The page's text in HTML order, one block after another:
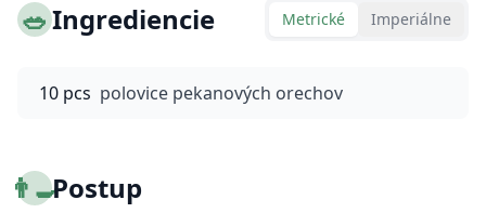
🥗Ingrediencie Metrické Imperiálne
10 pcs polovice pekanových orechov
👨‍🍳Postup